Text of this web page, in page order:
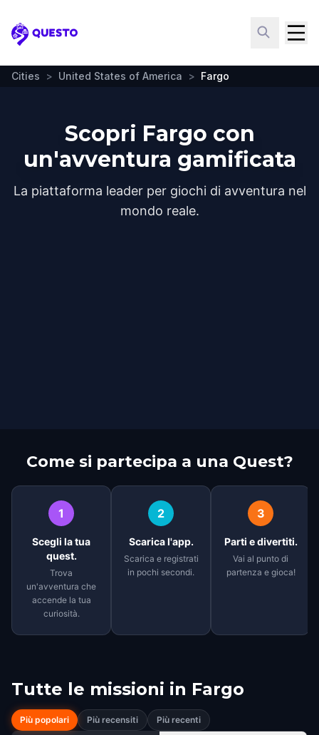
Questo
Cities > United States of America > Fargo
Scopri Fargo con
un'avventura gamificata
La piattaforma leader per giochi di avventura nel
mondo reale.
Come si partecipa a una Quest?
1
Scegli la tua
quest.
Trova
un'avventura che
accende la tua
curiosità.
2
Scarica l'app.
Scarica e registrati
in pochi secondi.
3
Parti e divertiti.
Vai al punto di
partenza e gioca!
Tutte le missioni in Fargo
Più popolari Più recensiti
Più recenti